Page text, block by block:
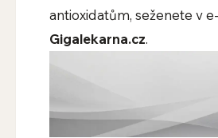
antioxidatům, seženete v
Gigalekarna.cz.